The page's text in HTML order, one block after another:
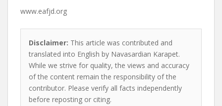
www.eafjd.org
Disclaimer: This article was contributed and
translated into English by Navasardian Karapet.
While we strive for quality, the views and accuracy
of the content remain the responsibility of the
contributor. Please verify all facts independently
before reposting or citing.